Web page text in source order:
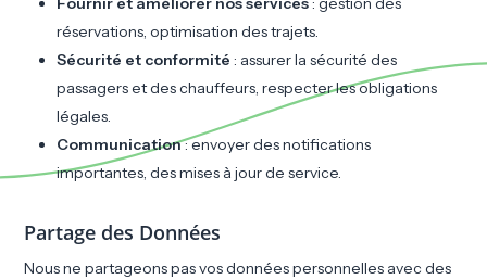
réservations, optimisation des trajets.
Sécurité et conformité : assurer la sécurité des
passagers et des chauffeurs, respecter les obligations
légales.
Communication: envoyer des notifications
importantes, des mises à jour de service.
Partage des Données
Nous ne partageons pas vos données personnelles avec des